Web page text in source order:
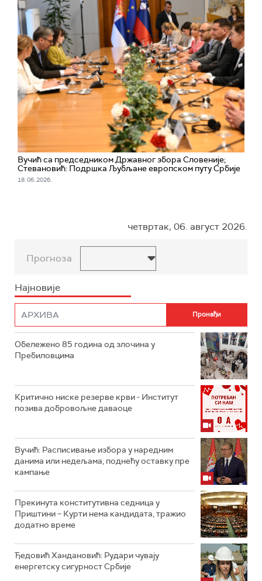
Вучић са председником Државног збора Словеније;
Стевановић: Подршка Љубљане европском путу Србије
18. 06. 2026.
четвртак, 06. август 2026.
Прогноза
Најновије
Обележено 85 година од злочина у
Пребиловцима
Критично ниске резерве крви - Институт
позива добровољне даваоце
Вучић: Расписивање избора у наредним
данима или недељама, поднећу оставку пре
кампање
Прекинута конститутивна седница у
Приштини – Курти нема кандидата, тражио
додатно време
Ђедовић Хандановић: Рудари чувају
енергетску сигурност Србије